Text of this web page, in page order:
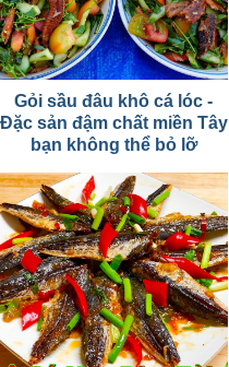
Gỏi sầu đâu khô cá lóc -
Đặc sản đậm chất miền Tây
bạn không thể bỏ lỡ